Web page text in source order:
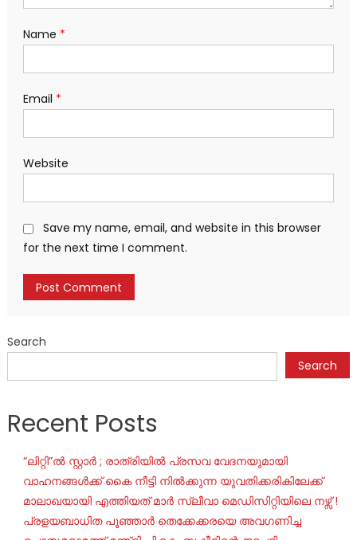
Name *
Email *
Website
Save my name, email, and website in this browser
for the next time I comment.
Search
Search
Recent Posts
“ലിറ്റി”ൽ സ്റ്റാർ ; രാത്രിയിൽ പ്രസവ വേദനയുമായി
വാഹനങ്ങൾക്ക് കൈ നീട്ടി നിൽക്കുന്ന യുവതിക്കരികിലേക്ക്
മാലാഖയായി എത്തിയത് മാർ സ്ലീവാ മെഡിസിറ്റിയിലെ നഴ്സ് !
പ്രളയബാധിത പൂഞ്ഞാർ തെക്കേക്കരയെ അവഗണിച്ച